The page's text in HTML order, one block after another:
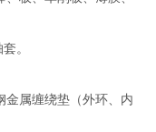
。
属缠绕垫（外环、内